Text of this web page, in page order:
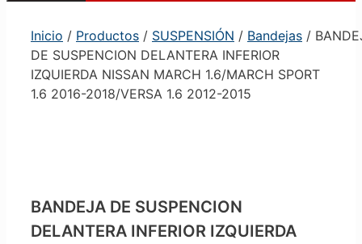
Inicio / Productos / SUSPENSIÓN / Bandejas /
DE SUSPENCION DELANTERA INFERIOR
IZQUIERDA NISSAN MARCH 1.6/MARCH SPORT
1.6 2016-2018/VERSA 1.6 2012-2015
BANDEJA DE SUSPENCION
DELANTERA INFERIOR IZQUIERDA